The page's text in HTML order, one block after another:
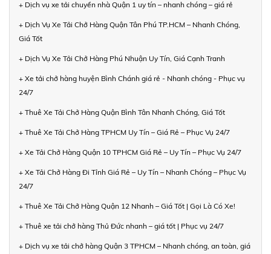
+ Dịch vụ xe tải chuyển nhà Quận 1 uy tín – nhanh chóng – giá rẻ
+ Dịch Vụ Xe Tải Chở Hàng Quận Tân Phú TP.HCM – Nhanh Chóng,
Giá Tốt
+ Dịch Vụ Xe Tải Chở Hàng Phú Nhuận Uy Tín, Giá Cạnh Tranh
+ Xe tải chở hàng huyện Bình Chánh giá rẻ - Nhanh chóng - Phục vụ
24/7
+ Thuê Xe Tải Chở Hàng Quận Bình Tân Nhanh Chóng, Giá Tốt
+ Thuê Xe Tải Chở Hàng TPHCM Uy Tín – Giá Rẻ – Phục Vụ 24/7
+ Xe Tải Chở Hàng Quận 10 TPHCM Giá Rẻ – Uy Tín – Phục Vụ 24/7
+ Xe Tải Chở Hàng Đi Tỉnh Giá Rẻ – Uy Tín – Nhanh Chóng – Phục Vụ
24/7
+ Thuê Xe Tải Chở Hàng Quận 12 Nhanh – Giá Tốt | Gọi Là Có Xe!
+ Thuê xe tải chở hàng Thủ Đức nhanh – giá tốt | Phục vụ 24/7
+ Dịch vụ xe tải chở hàng Quận 3 TPHCM – Nhanh chóng, an toàn, giá